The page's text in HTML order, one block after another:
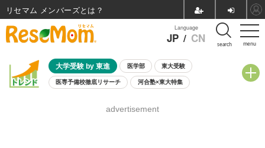
menu
Language
JP / CN search
大学受験 by 東進 医学部 東大受験
医専予備校徹底リサーチ 河合塾×東大特集
8月開催学校説明会・相談会
advertisement
リセマム メンバーズ